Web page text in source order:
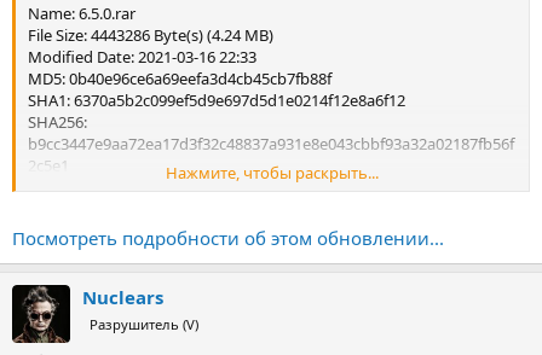
Name: 6.5.0.rar
File Size: 4443286 Byte(s) (4.24 MB)
Modified Date: 2021-03-16 22:33
MD5: 0b40e96ce6a69eefa3d4cb45cb7fb88f
SHA1: 6370a5b2c099ef5d9e697d5d1e0214f12e8a6f12
SHA256:
b9cc3447e9aa72ea17d3f32c48837a931e8e043cbbf93a32a02187fb56f
2c5e1
Нажмите, чтобы раскрыть...
Посмотреть подробности об этом обновлении...
Nuclears
Разрушитель (V)